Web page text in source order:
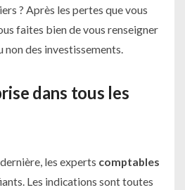
? Après les pertes que vous
faites bien de vous renseigner
des investissements.
dans tous les
les experts comptables
Les indications sont toutes